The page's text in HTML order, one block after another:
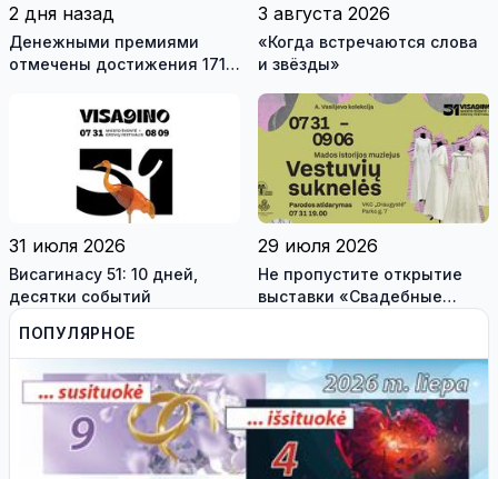
2 дня назад
Денежными премиями
отмечены достижения 171
трех педагогов
3 августа 2026
«Когда встречаются слова
и звёзды»
31 июля 2026
Висагинасу 51: 10 дней,
десятки событий
29 июля 2026
Не пропустите открытие
выставки «Свадебные
платья» и лекцию историка
Васильева!
ПОПУЛЯРНОЕ